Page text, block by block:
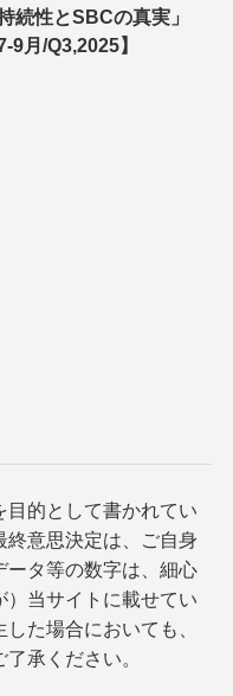
続性とSBCの真実」
7-9月/Q3,2025】
目的として書かれてい
終意思決定は、ご自身
ータ等の数字は、細心
当サイトに載せてい
た場合においても、
承ください。